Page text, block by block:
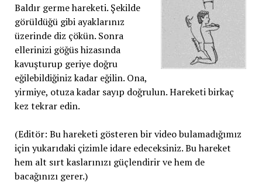
Baldır germe hareketi. Şekilde
görüldüğü gibi ayaklarınız
üzerinde diz çökün. Sonra
ellerinizi göğüs hizasında
kavuşturup geriye doğru
eğilebildiğiniz kadar eğilin. Ona,
yirmiye, otuza kadar sayıp doğrulun. Hareketi birkaç
kez tekrar edin.
(Editör: Bu hareketi gösteren bir video bulamadığımız
için yukarıdaki çizimle idare edeceksiniz. Bu hareket
hem alt sırt kaslarınızı güçlendirir ve hem de
bacağınızı gerer.)